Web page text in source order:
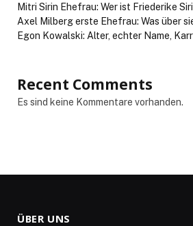
Mitri Sirin Ehefrau: Wer ist Friederike
Axel Milberg erste Ehefrau: Was über
Egon Kowalski: Alter, echter Name,
Recent Comments
Es sind keine Kommentare vorhanden.
ÜBER UNS